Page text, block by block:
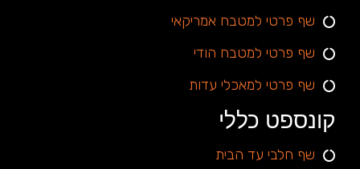
שף פרטי למטבח אמריקאי
שף פרטי למטבח הודי
שף פרטי למאכלי עדות
קונספט כללי
שף חלבי עד הבית